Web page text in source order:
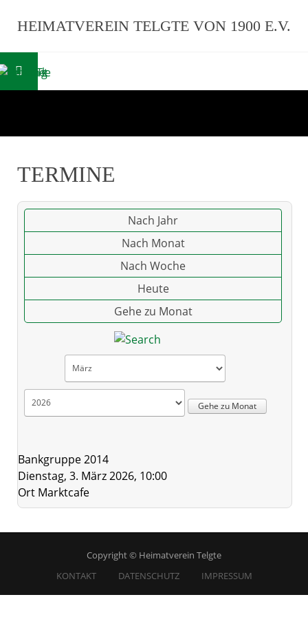
HEIMATVEREIN TELGTE VON 1900 E.V.
TERMINE
Nach Jahr
Nach Monat
Nach Woche
Heute
Gehe zu Monat
Gehe zu Monat
Bankgruppe 2014
Dienstag, 3. März 2026, 10:00
Ort Marktcafe
Copyright © Heimatverein Telgte
KONTAKT
DATENSCHUTZ IMPRESSUM